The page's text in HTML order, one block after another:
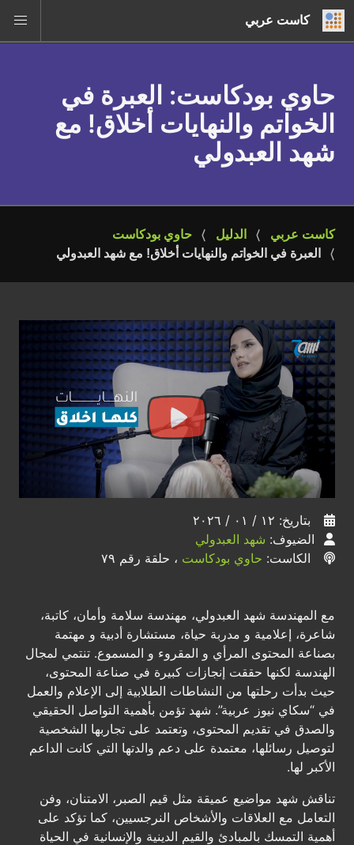
كاست عربي
حاوي بودكاست: العبرة في
الخواتم والنهايات أخلاق! مع
شهد العبدولي
كاست عربي الدليل
حاوي بودكاست
العبرة في الخواتم والنهايات أخلاق! مع شهد العبدولي
بتاريخ: ١٢ / ٠١ / ٢٠٢٦
الضيوف: شهد العبدولي
الكاست: حاوي بودكاست ، حلقة رقم ٧٩
مع المهندسة شهد العبدولي، مهندسة سلامة وأمان، كاتبة،
شاعرة، إعلامية و مدربة حياة، مستشارة أدبية و مهتمة
بصناعة المحتوى المرأي و المقروء و المسموع. تنتمي لمجال
الهندسة لكنها حققت إنجازات كبيرة في صناعة المحتوى،
حيث بدأت رحلتها من النشاطات الطلابية إلى الإعلام والعمل
في “سكاي نيوز عربية”. شهد تؤمن بأهمية التواصل الحقيقي
والصدق في تقديم المحتوى، وتعتمد على تجاربها الشخصية
لتوصيل رسائلها، معتمدة على دعم والدتها التي كانت الداعم
الأكبر لها.
تناقش شهد مواضيع عميقة مثل قيم الصبر، الامتنان، وفن
التعامل مع العلاقات والأشخاص النرجسيين، كما تؤكد على
أهمية التمسك بالمبادئ والقيم الدينية والإنسانية في الحياة